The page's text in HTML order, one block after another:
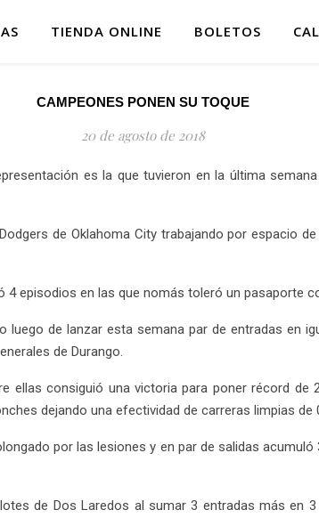
TIENDA ONLINE BOLETOS
CAMPEONES PONEN SU TOQUE
20 de agosto de 2018
es la que tuvieron en la última
de Oklahoma City trabajando por espacio
4 episodios en las que nomás toleró un pasaporte
luego de lanzar esta semana par de entradas en
de Durango.
consiguió una victoria para poner récord de
dejando una efectividad de carreras limpias de
por las lesiones y en par de salidas
de Dos Laredos al sumar 3 entradas más en